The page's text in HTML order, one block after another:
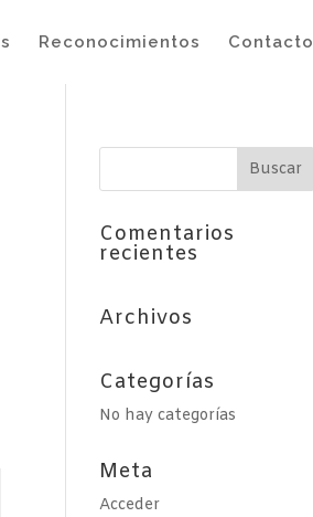
Reconocimientos Contacto
Comentarios
recientes
Archivos
Categorías
No hay categorías
Meta
Acceder